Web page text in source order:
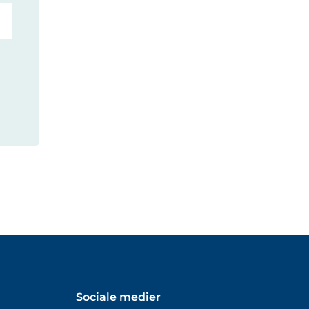
Sociale medier